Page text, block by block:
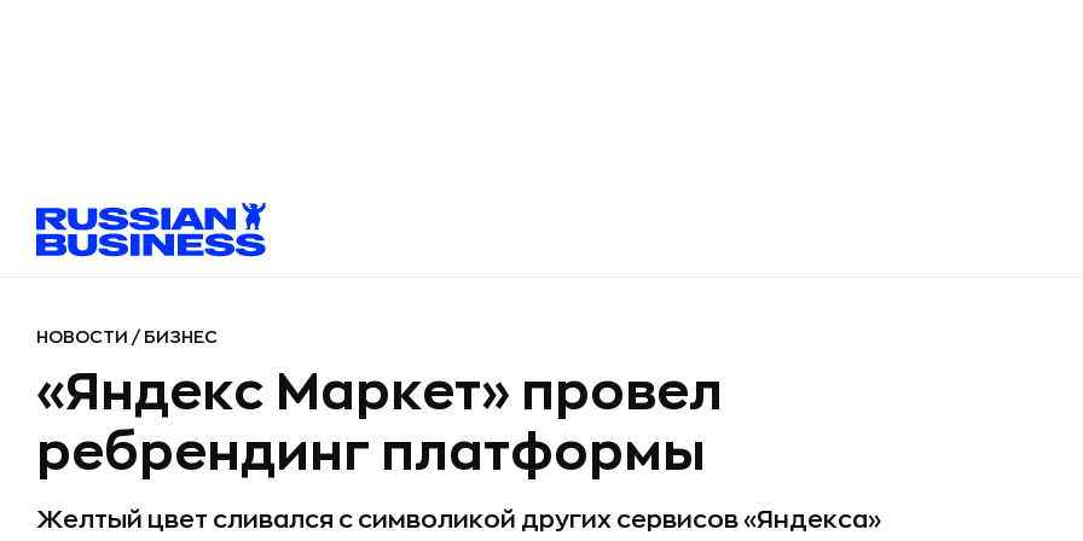
НОВОСТИ / БИЗНЕС
«Яндекс Маркет» провел
ребрендинг платформы
Желтый цвет сливался с символикой других сервисов «Яндекса»